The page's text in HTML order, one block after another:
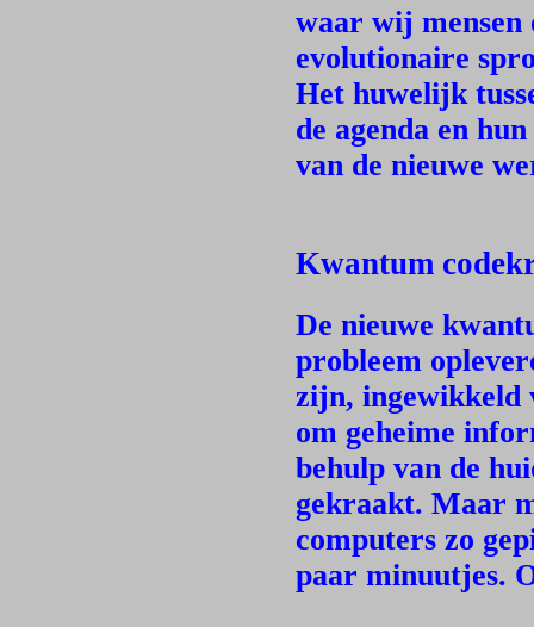
waar wij mensen
evolutionaire
Het huwelijk
de agenda en
van de nieuwe
Kwantum
De nieuwe
probleem
zijn, ingewikkeld
om geheime
behulp van de
gekraakt. Maar
computers zo
paar minuutjes.